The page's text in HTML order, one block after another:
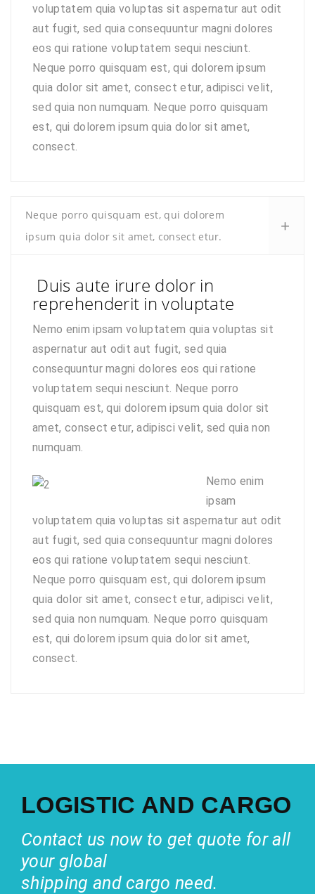
voluptatem quia voluptas sit aspernatur aut odit
aut fugit, sed quia consequuntur magni dolores
eos qui ratione voluptatem sequi nesciunt.
Neque porro quisquam est, qui dolorem ipsum
quia dolor sit amet, consect etur, adipisci velit,
sed quia non numquam. Neque porro quisquam
est, qui dolorem ipsum quia dolor sit amet,
consect.
Neque porro quisquam est, qui dolorem
ipsum quia dolor sit amet, consect etur.
Duis aute irure dolor in
reprehenderit in voluptate
Nemo enim ipsam voluptatem quia voluptas sit
aspernatur aut odit aut fugit, sed quia
consequuntur magni dolores eos qui ratione
voluptatem sequi nesciunt. Neque porro
quisquam est, qui dolorem ipsum quia dolor sit
amet, consect etur, adipisci velit, sed quia non
numquam.
Nemo enim
ipsam
voluptatem quia voluptas sit aspernatur aut odit
aut fugit, sed quia consequuntur magni dolores
eos qui ratione voluptatem sequi nesciunt.
Neque porro quisquam est, qui dolorem ipsum
quia dolor sit amet, consect etur, adipisci velit,
sed quia non numquam. Neque porro quisquam
est, qui dolorem ipsum quia dolor sit amet,
consect.
LOGISTIC AND CARGO
Contact us now to get quote for all
your global
shipping and cargo need.